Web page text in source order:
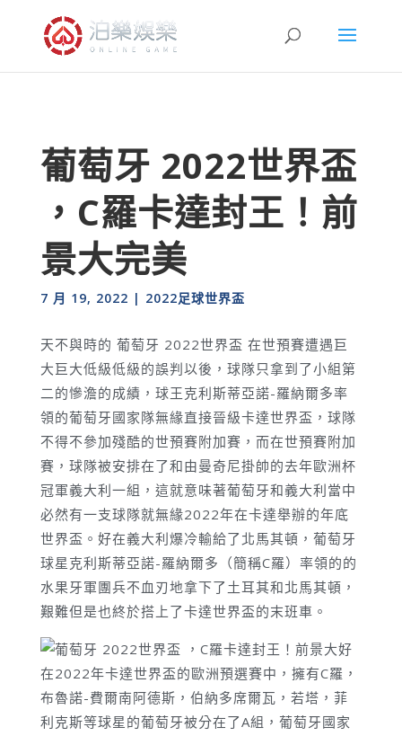
葡萄牙 2022世界盃
，C羅卡達封王！前
景大完美
7 月 19, 2022 | 2022足球世界盃
天不與時的 葡萄牙 2022世界盃 在世預賽遭遇巨
大巨大低級低級的誤判以後，球隊只拿到了小組第
二的慘澹的成績，球王克利斯蒂亞諾-羅納爾多率
領的葡萄牙國家隊無緣直接晉級卡達世界盃，球隊
不得不參加殘酷的世預賽附加賽，而在世預賽附加
賽，球隊被安排在了和由曼奇尼掛帥的去年歐洲杯
冠軍義大利一組，這就意味著葡萄牙和義大利當中
必然有一支球隊就無緣2022年在卡達舉辦的年底
世界盃。好在義大利爆冷輸給了北馬其頓，葡萄牙
球星克利斯蒂亞諾-羅納爾多（簡稱C羅）率領的的
水果牙軍團兵不血刃地拿下了土耳其和北馬其頓，
艱難但是也終於搭上了卡達世界盃的末班車。
在2022年卡達世界盃的歐洲預選賽中，擁有C羅，
布魯諾-費爾南阿德斯，伯納多席爾瓦，若塔，菲
利克斯等球星的葡萄牙被分在了A組，葡萄牙國家